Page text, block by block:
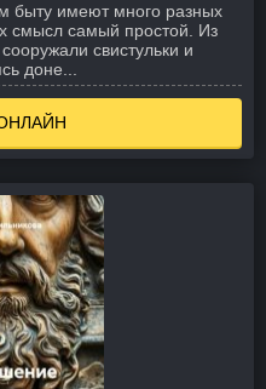
быту имеют много разных
смысл самый простой. Из
свистульки и
доне...